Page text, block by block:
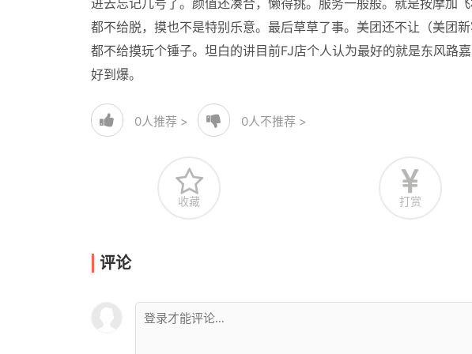
进去忘记几号了。颜值还凑合，懒得挑。服务一般般。就是按摩加
都不给脱，摸也不是特别乐意。最后草草了事。美团还不让（美团
都不给摸玩个锤子。坦白的讲目前FJ店个人认为最好的就是东风路
好到爆。
0人推荐 > 0人不推荐 >
收藏 打赏
评论